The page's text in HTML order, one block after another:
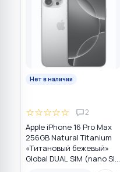
Нет в наличии
☆☆☆☆☆ 2
Apple iPhone 16 Pro Max
256GB Natural Titanium
«Tитановый бежевый»
Global DUAL SIM (nano SIM